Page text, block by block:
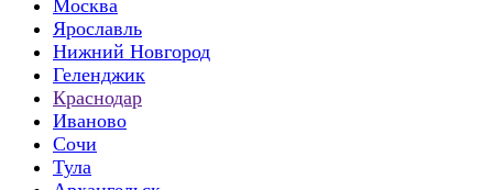
Москва
Ярославль
Нижний Новгород
Геленджик
Краснодар
Иваново
Сочи
Тула